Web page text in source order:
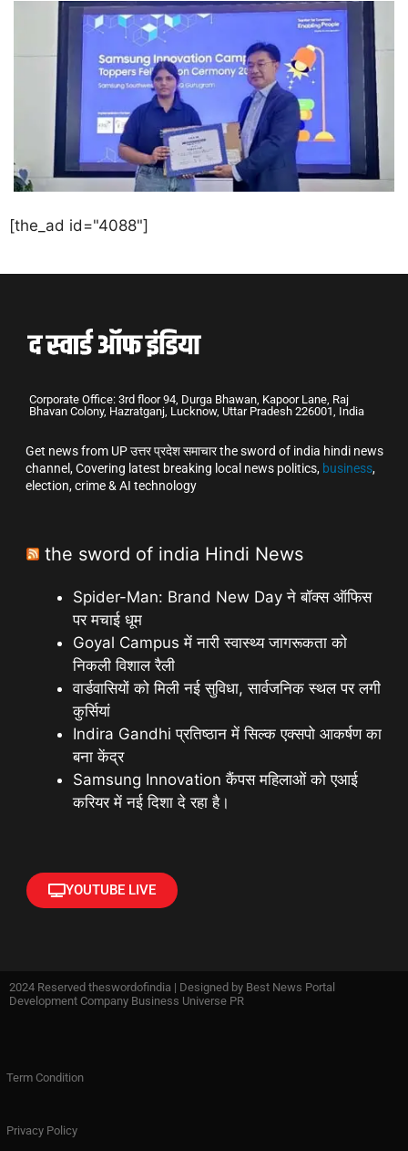
[the_ad id="4088"]
Corporate Office: 3rd floor 94, Durga Bhawan, Kapoor Lane, Raj
Bhavan Colony, Hazratganj, Lucknow, Uttar Pradesh 226001, India
Get news from UP उत्तर प्रदेश समाचार the sword of india hindi news
channel, Covering latest breaking local news politics, business,
election, crime & AI technology
the sword of india Hindi News
Spider-Man: Brand New Day ने बॉक्स ऑफिस
पर मचाई धूम
Goyal Campus में नारी स्वास्थ्य जागरूकता को
निकली विशाल रैली
वार्डवासियों को मिली नई सुविधा, सार्वजनिक स्थल पर लगी
कुर्सियां
Indira Gandhi प्रतिष्ठान में सिल्क एक्सपो आकर्षण का
बना केंद्र
Samsung Innovation कैंपस महिलाओं को एआई
करियर में नई दिशा दे रहा है।
YOUTUBE LIVE
2024 Reserved theswordofindia | Designed by Best News Portal
Development Company Business Universe PR
Term Condition
Privacy Policy